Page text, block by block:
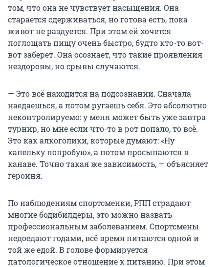
том, что она не чувствует насыщения. Она
старается сдерживаться, но готова есть, пока
живот не раздуется. При этом ей хочется
поглощать пищу очень быстро, будто кто-то вот-
вот заберет. Она осознает, что такие проявления
нездоровы, но срывы случаются.
— Это всё находится на подсознании. Сначала
наедаешься, а потом ругаешь себя. Это абсолютно
неконтролируемо: у меня может быть уже завтра
турнир, но мне если что-то в рот попало, то всё.
Это как алкоголики, которые думают: «Ну
капельку попробую», а потом просыпаются в
канаве. Точно такая же зависимость, — объясняет
героиня.
По наблюдениям спортсменки, РПП страдают
многие бодибилдеры, это можно назвать
профессиональным заболеванием. Спортсмены
недоедают годами, всё время питаются одной и
той же едой. В голове формируется
патологическое отношение к питанию. При этом